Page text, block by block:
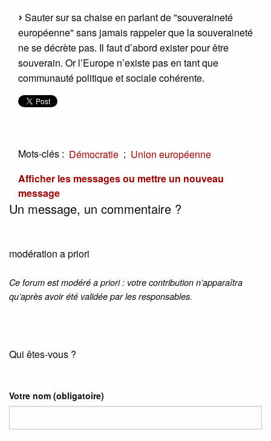
Sauter sur sa chaise en parlant de "souveraineté
européenne" sans jamais rappeler que la souveraineté
ne se décrète pas. Il faut d’abord exister pour être
souverain. Or l’Europe n’existe pas en tant que
communauté politique et sociale cohérente.
Mots-clés : Démocratie ; Union européenne
Afficher les messages ou mettre un nouveau
message
Un message, un commentaire ?
modération a priori
Ce forum est modéré a priori : votre contribution n’apparaîtra
qu’après avoir été validée par les responsables.
Qui êtes-vous ?
Votre nom (obligatoire)